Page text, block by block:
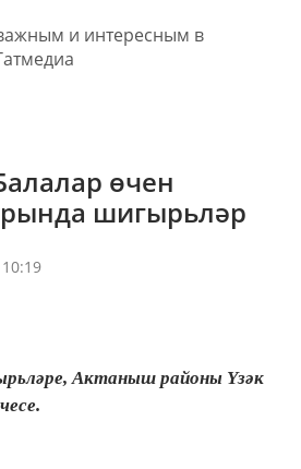
и интересным в
өчен
шигырьләр
Актаныш районы Үзәк